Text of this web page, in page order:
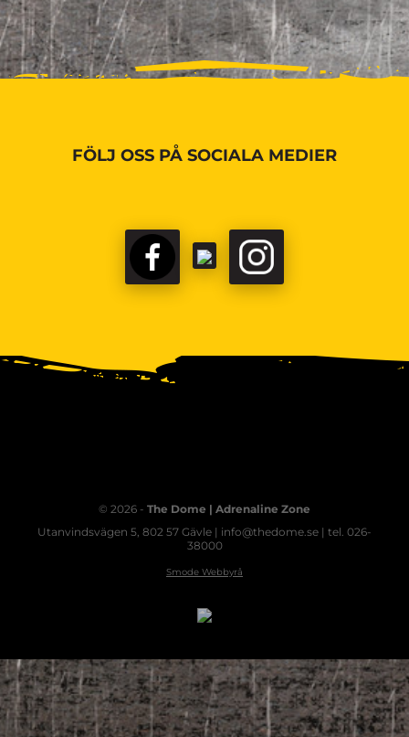
FÖLJ OSS PÅ SOCIALA MEDIER
© 2026 - The Dome | Adrenaline Zone
Utanvindsvägen 5, 802 57 Gävle | info@thedome.se | tel. 026-
38000
Smode Webbyrå